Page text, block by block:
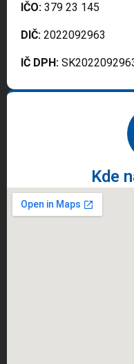
IČO: 379 23 145
DIČ: 2022092963
IČ DPH:
Kde